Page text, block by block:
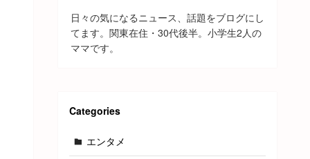
日々の気になるニュース、話題をブログにし
てます。関東在住・30代後半。小学生2人の
ママです。
Categories
エンタメ